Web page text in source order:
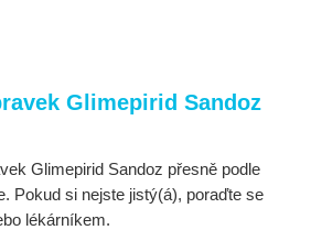
Glimepirid Sandoz
Glimepirid Sandoz přesně podle
Pokud si nejste jistý(á), poraďte se
lékárníkem.